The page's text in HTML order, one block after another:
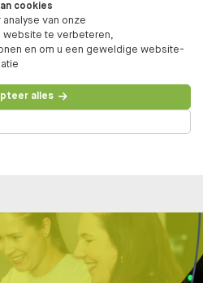
cookies
van onze
te verbeteren,
en om u een geweldige website-
alles